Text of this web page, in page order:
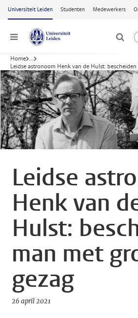
Ga naar hoofdinhoud
Universiteit Leiden Studenten Medewerkers
Menu
Home ...
Leidse astronoom Henk van de Hulst:
Leidse
Henk van
Hulst:
man met
gezag
26 april 2021